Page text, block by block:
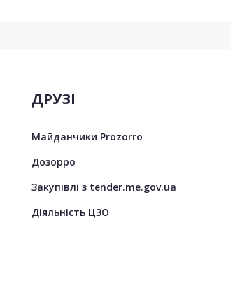
ДРУЗІ
Майданчики Prozorro
Дозорро
Закупівлі з tender.me.gov.ua
Діяльність ЦЗО